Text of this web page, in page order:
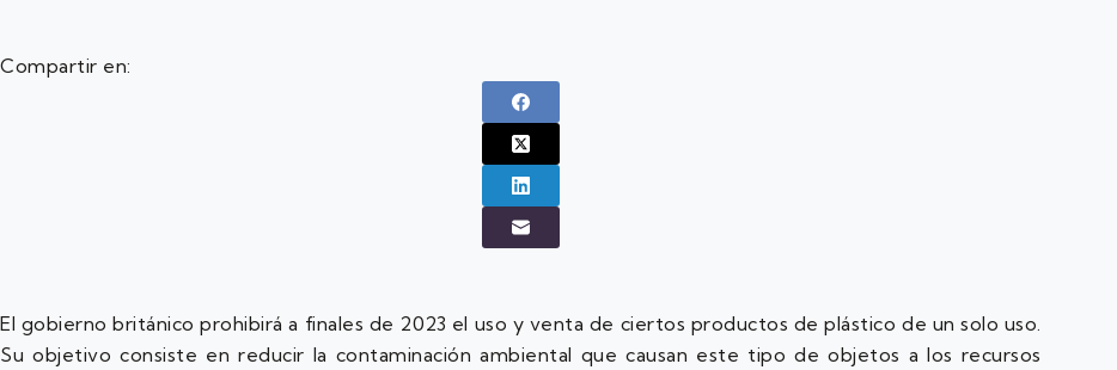
Compartir en:
El gobierno británico prohibirá a finales de 2023 el uso y venta de ciertos productos de plástico de un solo uso.
Su objetivo consiste en reducir la contaminación ambiental que causan este tipo de objetos a los recursos